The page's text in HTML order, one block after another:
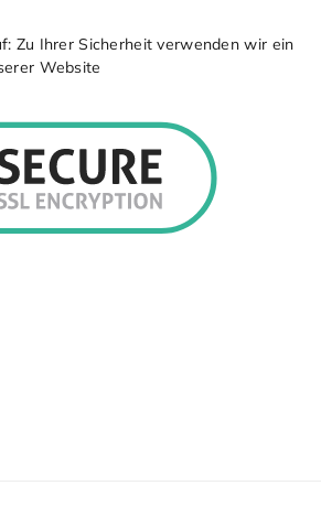
Zu Ihrer Sicherheit verwenden wir ein
Website